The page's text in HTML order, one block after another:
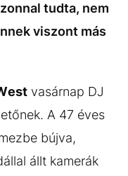
tudta, nem
viszont más
vasárnap DJ
A 47 éves
bújva,
állt kamerák